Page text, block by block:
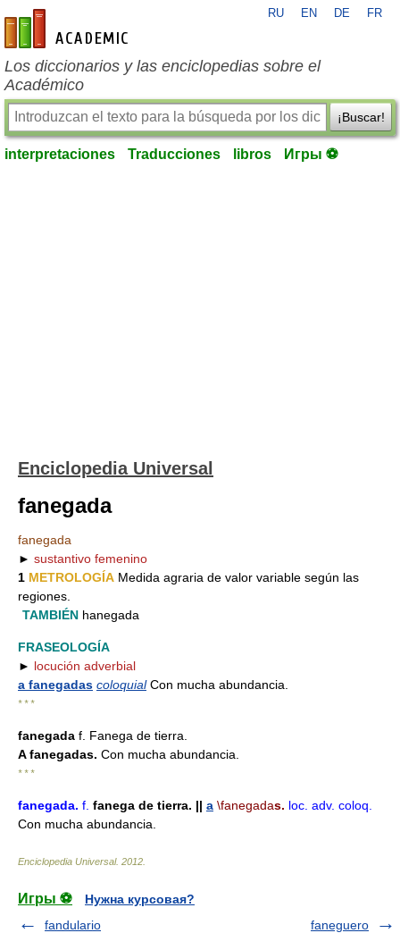
es-academic.com
RU EN DE FR
Los diccionarios y las enciclopedias sobre el
Académico
¡Buscar!
interpretaciones Traducciones libros Игры ⚽
Enciclopedia Universal
fanegada
fanegada
► sustantivo femenino
1 METROLOGÍA Medida agraria de valor variable según las
regiones.
TAMBIÉN hanegada
FRASEOLOGÍA
► locución adverbial
a fanegadas coloquialCon mucha abundancia.
* * *
fanegada f. Fanega de tierra.
A fanegadas. Con mucha abundancia.
* * *
fanegada. f. fanega de tierra. || a \fanegadas. loc. adv. coloq.
Con mucha abundancia.
Enciclopedia Universal. 2012
Игры ⚽
Нужна курсовая?
fandulario
faneguero